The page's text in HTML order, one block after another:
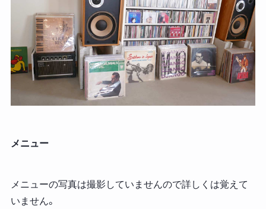
メニュー
メニューの写真は撮影していませんので詳しくは覚えて
いません。